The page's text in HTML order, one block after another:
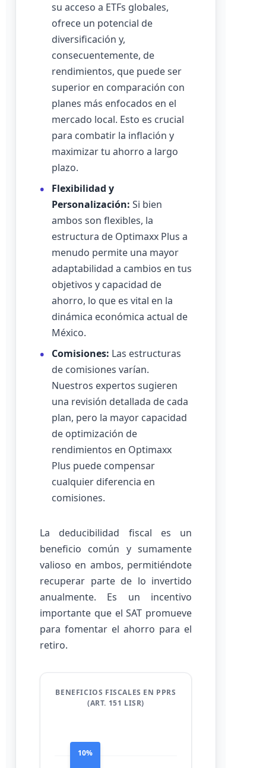
su acceso a ETFs globales,
ofrece un potencial de
diversificación y,
consecuentemente, de
rendimientos, que puede ser
superior en comparación con
planes más enfocados en el
mercado local. Esto es crucial
para combatir la inflación y
maximizar tu ahorro a largo
plazo.
Flexibilidad y
Personalización: Si bien
ambos son flexibles, la
estructura de Optimaxx Plus a
menudo permite una mayor
adaptabilidad a cambios en tus
objetivos y capacidad de
ahorro, lo que es vital en la
dinámica económica actual de
México.
Comisiones: Las estructuras
de comisiones varían.
Nuestros expertos sugieren
una revisión detallada de cada
plan, pero la mayor capacidad
de optimización de
rendimientos en Optimaxx
Plus puede compensar
cualquier diferencia en
comisiones.
La deducibilidad fiscal es un
beneficio común y sumamente
valioso en ambos, permitiéndote
recuperar parte de lo invertido
anualmente. Es un incentivo
importante que el SAT promueve
para fomentar el ahorro para el
retiro.
BENEFICIOS FISCALES EN PPRS
(ART. 151 LISR)
10%